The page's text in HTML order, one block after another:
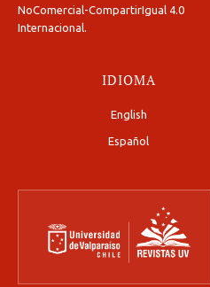
NoComercial-CompartirIgual 4.0
Internacional.
IDIOMA
English
Español